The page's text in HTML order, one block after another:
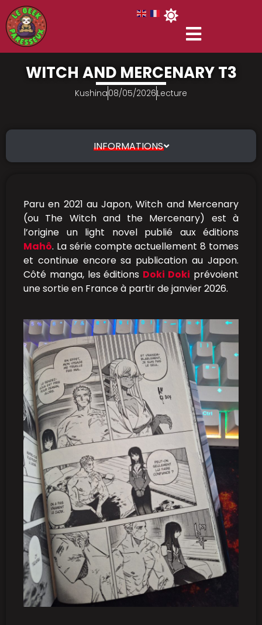
WITCH AND MERCENARY T3
Kushina08/05/2026Lecture
INFORMATIONS
Paru en 2021 au Japon, Witch and Mercenary
(ou The Witch and the Mercenary) est à
l’origine un light novel publié aux éditions
Mahô. La série compte actuellement 8 tomes
et continue encore sa publication au Japon.
Côté manga, les éditions Doki Doki prévoient
une sortie en France à partir de janvier 2026.